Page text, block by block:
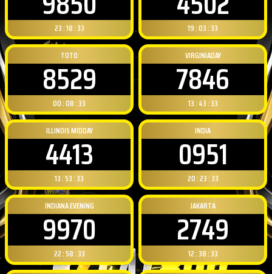
23 : 18 : 32 19 : 03 : 32
TOTO
8529
00 : 08 : 32
VIRGINIADAY
7846
13 : 43 : 32
ILLINOIS MIDDAY
4413
13 : 53 : 32
INDIA
0951
20 : 23 : 32
INDIANA EVENING
9970
22 : 58 : 32
JAKARTA
2749
12 : 38 : 32